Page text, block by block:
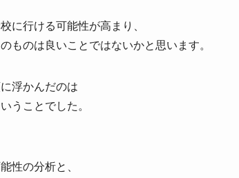
に行ける可能性が高まり、
ものは良いことではないかと思います。
浮かんだのは
うことでした。
性の分析と、